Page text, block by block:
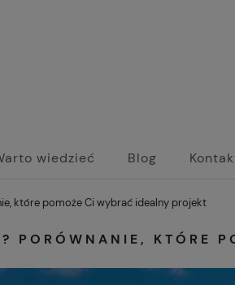
wiedzieć Blog
które pomoże Ci wybrać idealny projekt
PORÓWNANIE, KTÓRE